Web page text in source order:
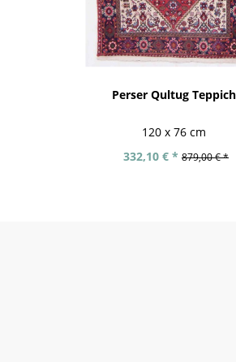
Perser Qultug Teppich
120 x 76 cm
332,10 € * 879,00 € *